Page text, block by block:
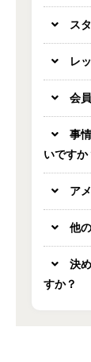
ス
レ
会
事
いですか
ア
他
決
すか？